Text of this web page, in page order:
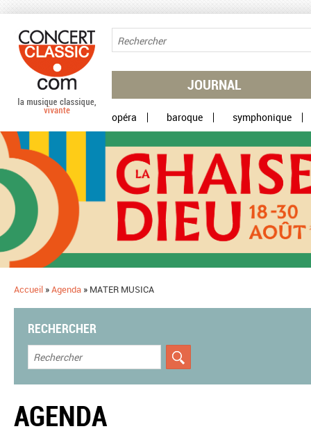
JOURNAL
opéra baroque symphonique
Accueil »Agenda » MATER MUSICA
RECHERCHER
AGENDA